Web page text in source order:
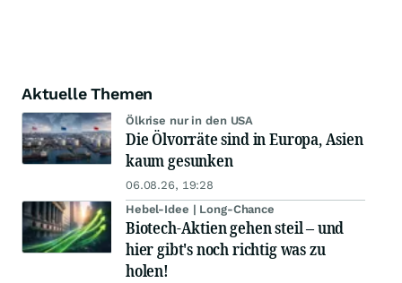
Aktuelle Themen
Ölkrise nur in den USA
Die Ölvorräte sind in Europa, Asien
kaum gesunken
06.08.26, 19:28
Hebel-Idee | Long-Chance
Biotech-Aktien gehen steil – und
hier gibt's noch richtig was zu
holen!